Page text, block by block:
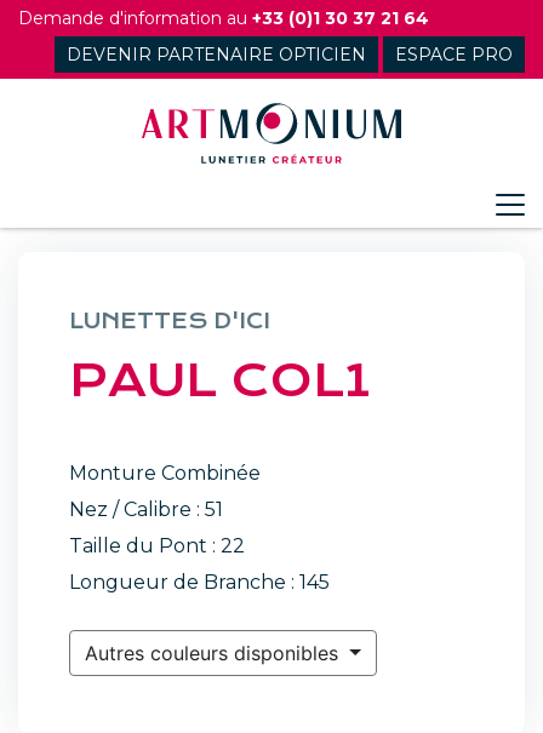
Skip
content
Demande d'information au +33 (0)1 30 37 21 64
DEVENIR PARTENAIRE OPTICIEN
ESPACE PRO
LUNETTES D'ICI
PAUL COL1
Monture Combinée
Nez / Calibre : 51
Taille du Pont : 22
Longueur de Branche : 145
Autres couleurs disponibles